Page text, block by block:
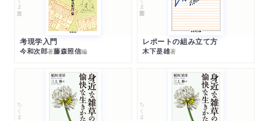
考現学入門
今和次郎著藤森照信編
レポートの組み立て方
木下是雄著
ちくま文庫 ちくま文庫